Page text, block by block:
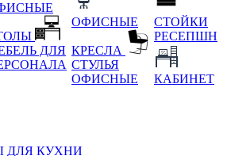
ДЛЯ
ОФИСНЫЕ
КРЕСЛА
СТУЛЬЯ
ОФИСНЫЕ
СТОЙКИ
РЕСЕПШН
КАБИНЕТ
ДЛЯ КУХНИ